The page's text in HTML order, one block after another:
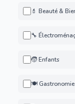
💄 Beauté &
🔧
🧒 Enfants
🍽️ Gastronomie